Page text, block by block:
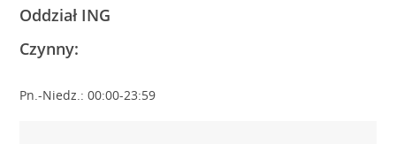
Oddział ING
Czynny:
Pn.-Niedz.: 00:00-23:59